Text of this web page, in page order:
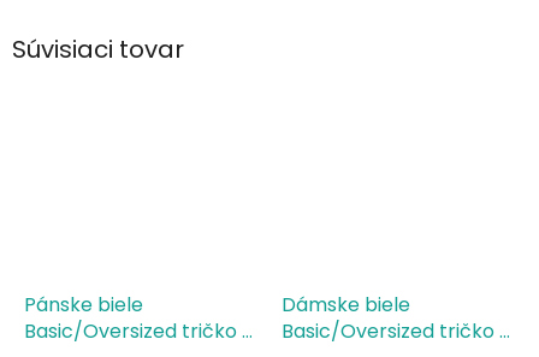
Súvisiaci tovar
Pánske biele
Basic/Oversized tričko s
Dámske biele
Basic/Oversized tričko s